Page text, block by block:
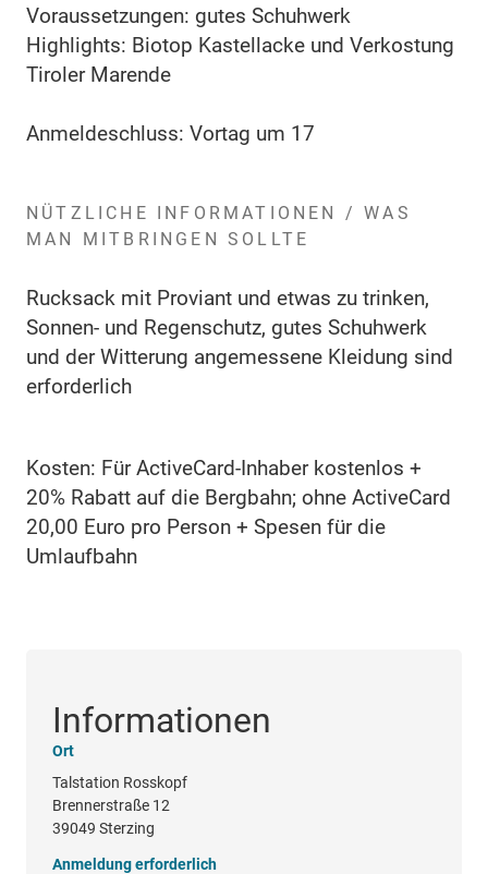
Voraussetzungen: gutes Schuhwerk
Highlights: Biotop Kastellacke und Verkostung
Tiroler Marende
Anmeldeschluss: Vortag um 17
NÜTZLICHE INFORMATIONEN / WAS
MAN MITBRINGEN SOLLTE
Rucksack mit Proviant und etwas zu trinken,
Sonnen- und Regenschutz, gutes Schuhwerk
und der Witterung angemessene Kleidung sind
erforderlich
Kosten: Für ActiveCard-Inhaber kostenlos +
20% Rabatt auf die Bergbahn; ohne ActiveCard
20,00 Euro pro Person + Spesen für die
Umlaufbahn
Informationen
Ort
Talstation Rosskopf
Brennerstraße 12
39049 Sterzing
Anmeldung erforderlich